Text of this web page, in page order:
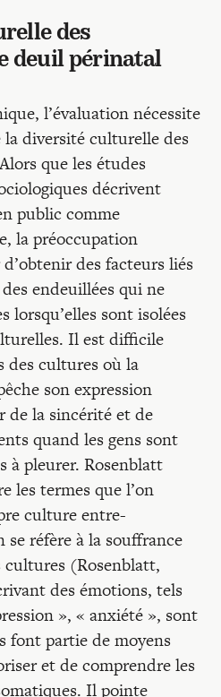
des
deuil périnatal
l’évaluation nécessite
diversité culturelle des
que les études
décrivent
public comme
la préoccupation
d’obtenir des facteurs liés
endeuillées qui ne
lorsqu’elles sont isolées
Il est difficile
des cultures où la
son expression
de la sincérité et de
quand les gens sont
à pleurer. Rosenblatt
les termes que l’on
culture entre-
se réfère à la souffrance
cultures (Rosenblatt,
des émotions, tels
», « anxiété », sont
font partie de moyens
et de comprendre les
Il pointe